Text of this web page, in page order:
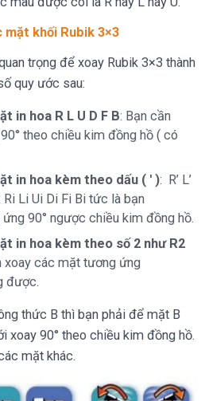
mặt khối Rubik 3×3
trọng để xoay Rubik 3×3 thành
quy ước sau:
in hoa R L U D F B: Bạn cần
theo chiều kim đồng hồ ( có
in hoa kèm theo dấu ( ' ): R’ L’
Ri Li Ui Di Fi Bi tức là bạn
90° ngược chiều kim đồng hồ.
in hoa kèm theo số 2 như R2
xoay các mặt tương ứng
được.
thức B thì bạn phải để mặt B
xoay 90° theo chiều kim đồng hồ.
mặt khác.